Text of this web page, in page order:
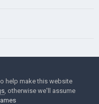
help make this website
, otherwise we'll assume